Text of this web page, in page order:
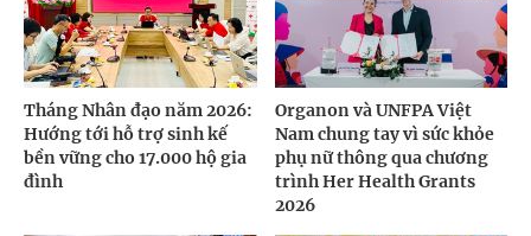
Tháng Nhân đạo năm 2026:
Hướng tới hỗ trợ sinh kế
bền vững cho 17.000 hộ gia
đình
Organon và UNFPA Việt
Nam chung tay vì sức khỏe
phụ nữ thông qua chương
trình Her Health Grants
2026